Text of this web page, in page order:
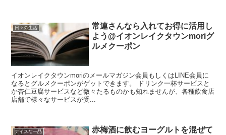
日々の生活
常連さんなら入れてお得に活用し
よう@イオンレイクタウンmoriグ
ルメクーポン
イオンレイクタウンmoriのメールマガジン会員もしくはLINE会員に
なるとグルメクーポンがゲットできます。 ドリンク一杯サービスと
か杏仁豆腐サービスなど微々たるものかも知れませんが、各種飲食店
店舗で様々なサービスが受...
ナイスな一品
赤梅酒に飲むヨーグルトを混ぜて